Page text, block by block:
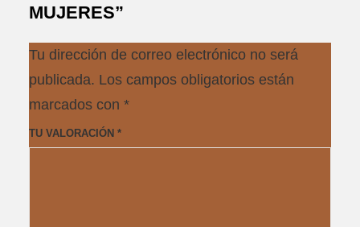
MUJERES”
Tu dirección de correo electrónico no será
publicada. Los campos obligatorios están
marcados con *
TU VALORACIÓN *